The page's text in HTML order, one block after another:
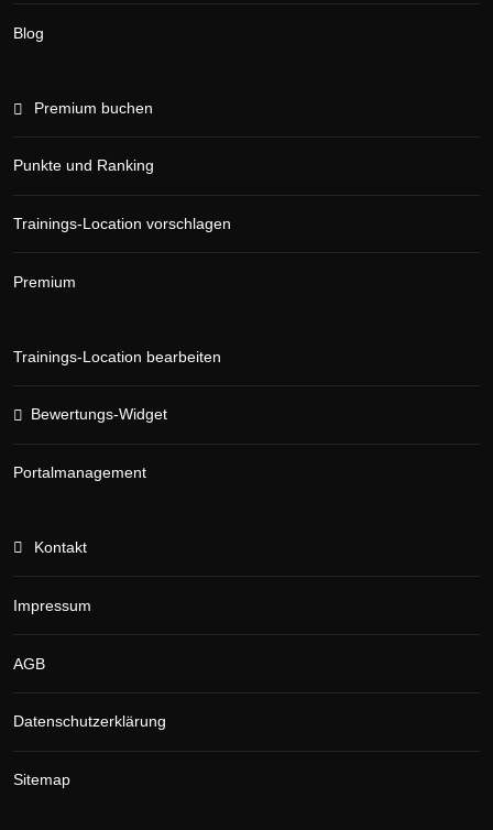
Blog
Premium buchen
Punkte und Ranking
Trainings-Location vorschlagen
Premium
Trainings-Location bearbeiten
Bewertungs-Widget
Portalmanagement
Kontakt
Impressum
AGB
Datenschutzerklärung
Sitemap